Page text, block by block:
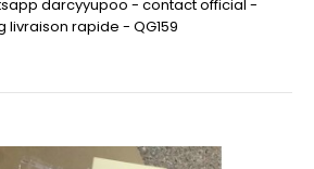
darcyyupoo - contact official -
livraison rapide - QG159